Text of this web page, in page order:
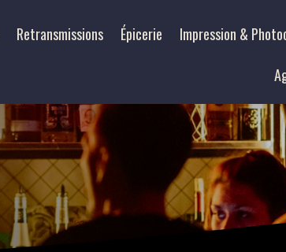
Retransmissions Épicerie Impression &